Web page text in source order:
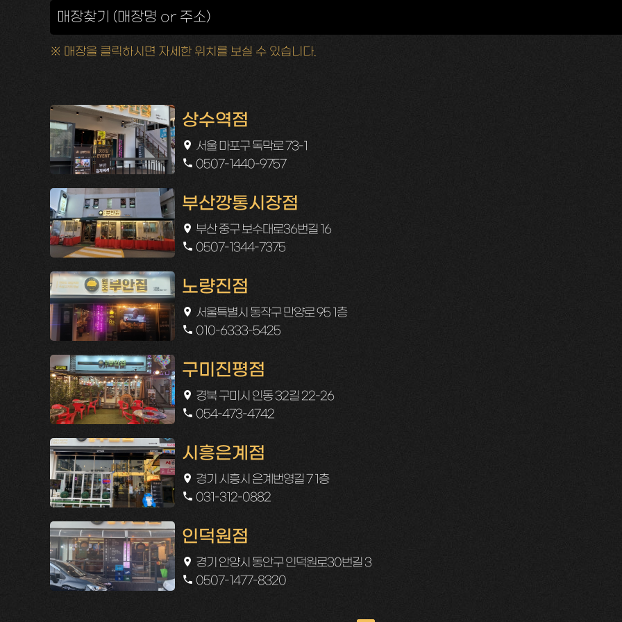
※ 매장을 클릭하시면 자세한 위치를 보실 수 있습니다.
상수역점
서울 마포구 독막로 73-1
0507-1440-9757
부산깡통시장점
부산 중구 보수대로36번길 16
0507-1344-7375
노량진점
서울특별시 동작구 만양로 95 1층
010-6333-5425
구미진평점
경북 구미시 인동 32길 22-26
054-473-4742
시흥은계점
경기 시흥시 은계번영길 7 1층
031-312-0882
인덕원점
경기 안양시 동안구 인덕원로30번길 3
0507-1477-8320